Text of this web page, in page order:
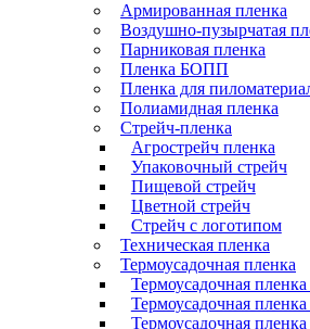
Армированная пленка
Воздушно-пузырчатая
Парниковая пленка
Пленка БОПП
Пленка для
Полиамидная пленка
Стрейч-пленка
Агрострейч пленка
Упаковочный стрейч
Пищевой стрейч
Цветной стрейч
Стрейч с логотипом
Техническая пленка
Термоусадочная пленка
Термоусадочная
Термоусадочная
Термоусадочная